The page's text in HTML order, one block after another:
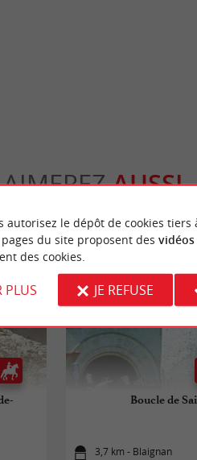
AUSSI
Boucle de
3,7 km - Blaignan
autorisez le dépôt de cookies tiers
du site proposent des vidéos
des cookies.
PLUS JE REFUSE